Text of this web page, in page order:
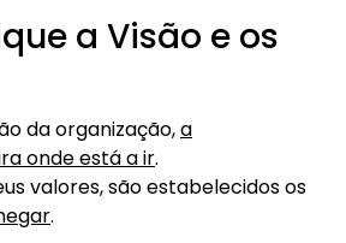
a Visão e os
da organização,a
onde está a ir.
valores, são estabelecidos os
.